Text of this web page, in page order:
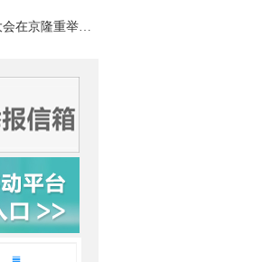
庆祝中国共产党成立105周年大会在京隆重举行 习近平发表重要讲话